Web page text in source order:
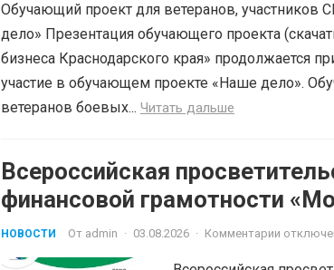
Обучающий проект для ветеранов, участников
дело» Презентация обучающего проекта
бизнеса Краснодарского края» продолжается
участие в обучающем проекте «Наше дело».
ветеранов боевых... Читать дальше
Всероссийская
финансовой грамотности
НОВОСТИ От admin · 03.08.2026 · Комментарии